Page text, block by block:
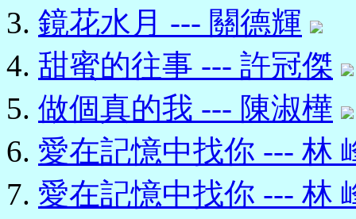
鏡花水月 --- 關德輝
甜蜜的往事 --- 許冠傑
做個真的我 --- 陳淑樺
愛在記憶中找你 --- 林
愛在記憶中找你 --- 林